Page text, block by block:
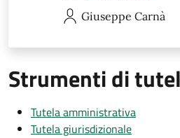
Giuseppe Carnà
Strumenti di
Tutela amministrativa
Tutela giurisdizionale